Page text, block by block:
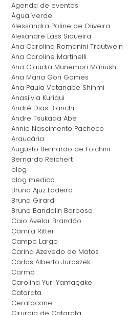
Agenda de eventos
Água Verde
Alessandra Poline de Oliveira
Alexandre Lass Siqueira
Ana Carolina Romanini Trautwein
Ana Caroline Martinelli
Ana Claudia Munemori Mariushi
Ana Maria Gori Gomes
Ana Paula Vatanabe Shinmi
Anasilvia Kuriqui
André Dias Bianchi
Andre Tsukada Abe
Annie Nascimento Pacheco
Araucária
Augusto Bernardo de Folchini
Bernardo Reichert
blog
blog medico
Bruna Ajuz Ladeira
Bruna Girardi
Bruno Bandolin Barbosa
Caio Avelar Brandão
Camila Ritter
Campo Largo
Carina Azevedo de Matos
Carlos Alberto Juraszek
Carmo
Carolina Yuri Yamaçake
Catarata
Ceratocone